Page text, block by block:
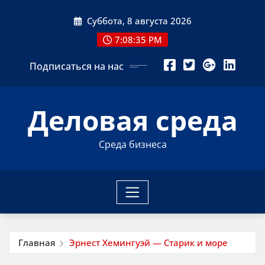
Суббота, 8 августа 2026
7:08:36 PM
Подписаться на нас
Деловая среда
Среда бизнеса
Главная Эрнест Хемингуэй — Старик и море